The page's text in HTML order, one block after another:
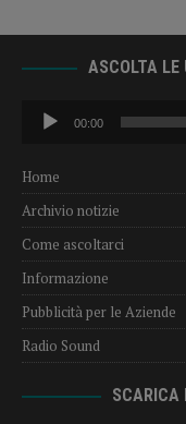
ASCOLTA LE
Audio
Player
00:00
Home
Archivio notizie
Come ascoltarci
Informazione
Pubblicità per le Aziende
Radio Sound
SCARICA